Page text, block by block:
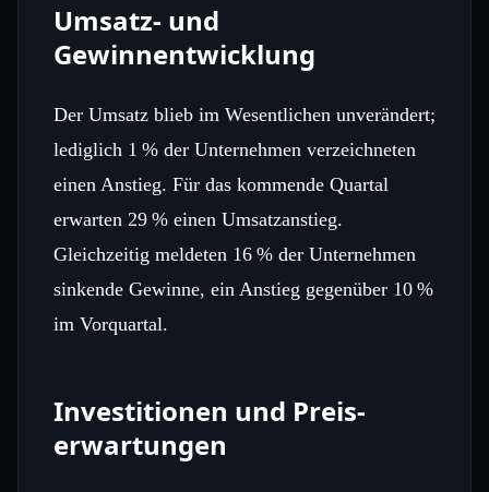
Umsatz‑ und
Gewinnentwicklung
Der Umsatz blieb im Wesentlichen unverändert;
lediglich 1 % der Unternehmen verzeichneten
einen Anstieg. Für das kommende Quartal
erwarten 29 % einen Umsatzanstieg.
Gleichzeitig meldeten 16 % der Unternehmen
sinkende Gewinne, ein Anstieg gegenüber 10 %
im Vorquartal.
Investitionen und Preis­
erwartungen